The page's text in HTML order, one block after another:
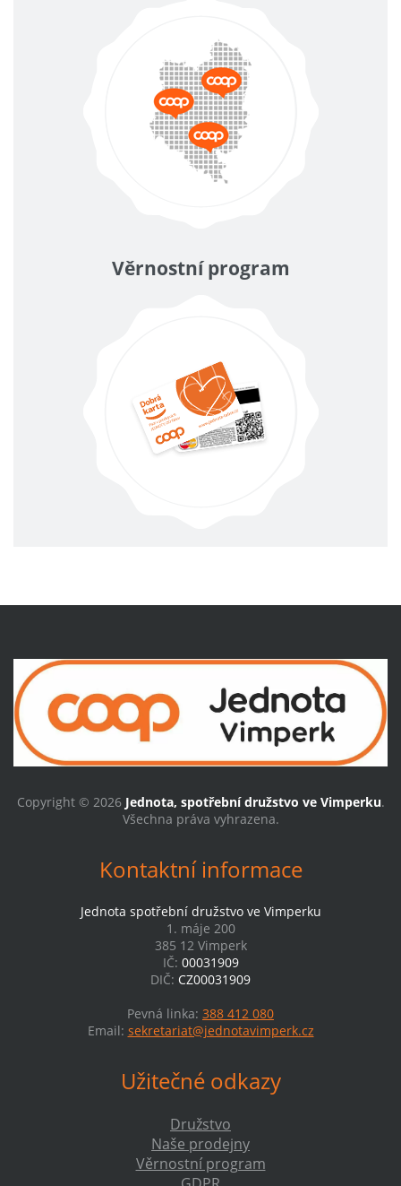
Věrnostní program
Copyright © 2026 Jednota, spotřební družstvo ve Vimperku.
Všechna práva vyhrazena.
Kontaktní informace
Jednota spotřební družstvo ve Vimperku
1. máje 200
385 12 Vimperk
IČ: 00031909
DIČ: CZ00031909
Pevná linka: 388 412 080
Email: sekretariat@jednotavimperk.cz
Užitečné odkazy
Družstvo
Naše prodejny
Věrnostní program